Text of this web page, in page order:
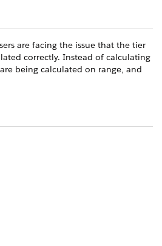
are facing the issue that the tier
correctly. Instead of calculating
being calculated on range, and
'Tier-based Rate Adjustment by
version and change the Ratable
Create the new records from
click on 'Calculate Rate' and